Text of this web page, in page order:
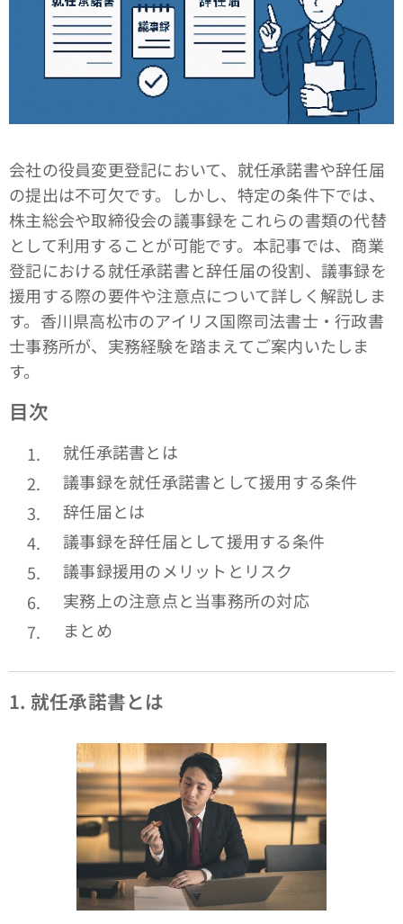
会社の役員変更登記において、就任承諾書や辞任届
の提出は不可欠です。しかし、特定の条件下では、
株主総会や取締役会の議事録をこれらの書類の代替
として利用することが可能です。本記事では、商業
登記における就任承諾書と辞任届の役割、議事録を
援用する際の要件や注意点について詳しく解説しま
す。香川県高松市のアイリス国際司法書士・行政書
士事務所が、実務経験を踏まえてご案内いたしま
す。
目次
就任承諾書とは
議事録を就任承諾書として援用する条件
辞任届とは
議事録を辞任届として援用する条件
議事録援用のメリットとリスク
実務上の注意点と当事務所の対応
まとめ
1. 就任承諾書とは